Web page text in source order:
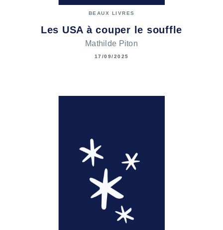
BEAUX LIVRES
Les USA à couper le souffle
Mathilde Piton
17/09/2025